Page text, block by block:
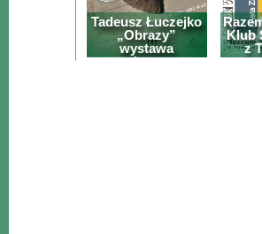
Tadeusz Łuczejko
„Obrazy”
wystawa
malarstwa
Klub
z